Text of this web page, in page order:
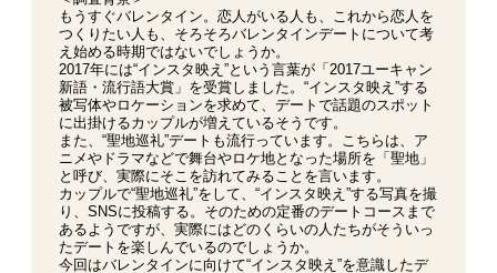
もうすぐバレンタイン。恋人がいる人も、これから恋人を
つくりたい人も、そろそろバレンタインデートについて考
え始める時期ではないでしょうか。
2017年には“インスタ映え”という言葉が「2017ユーキャン
新語・流行語大賞」を受賞しました。“インスタ映え”する
被写体やロケーションを求めて、デートで話題のスポット
に出掛けるカップルが増えているそうです。
また、“聖地巡礼”デートも流行っています。こちらは、ア
ニメやドラマなどで舞台やロケ地となった場所を「聖地」
と呼び、実際にそこを訪れてみることを言います。
カップルで“聖地巡礼”をして、“インスタ映え”する写真を撮
り、SNSに投稿する。そのための定番のデートコースまで
あるようですが、実際にはどのくらいの人たちがそういっ
たデートを楽しんでいるのでしょうか。
今回はバレンタインに向けて“インスタ映え”を意識したデ